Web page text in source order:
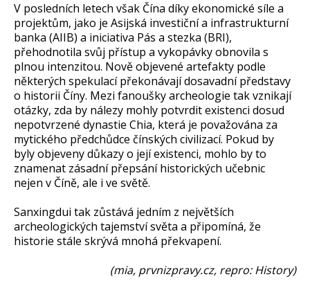
V posledních letech však Čína díky ekonomické síle a
projektům, jako je Asijská investiční a infrastrukturní
banka (AIIB) a iniciativa Pás a stezka (BRI),
přehodnotila svůj přístup a vykopávky obnovila s
plnou intenzitou. Nově objevené artefakty podle
některých spekulací překonávají dosavadní představy
o historii Číny. Mezi fanoušky archeologie tak vznikají
otázky, zda by nálezy mohly potvrdit existenci dosud
nepotvrzené dynastie Chia, která je považována za
mytického předchůdce čínských civilizací. Pokud by
byly objeveny důkazy o její existenci, mohlo by to
znamenat zásadní přepsání historických učebnic
nejen v Číně, ale i ve světě.
Sanxingdui tak zůstává jedním z největších
archeologických tajemství světa a připomíná, že
historie stále skrývá mnohá překvapení.
(mia, prvnizpravy.cz, repro: History)